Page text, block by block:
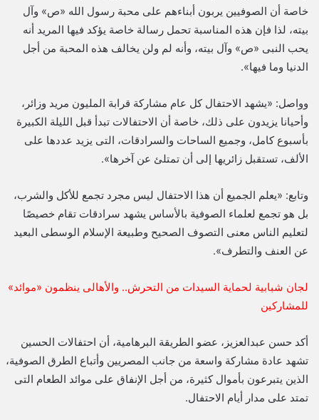
خاصة أن الصوفيين يربون أبناءهم على محبة رسول الله «ص» وآل
بيته، لذا فإن هذه المناسبة تحمل رسالة خاصة يؤكد فيها المريد أنه
يحب النبى «ص» وآل بيته، وأنه لم ولن يخالف هذه المحبة من أجل
الدنيا وما فيها».
وواصل: «يشهد الاحتفال كل عام مشاركة قرابة المليون مريد وزائر،
وأحيانا يزيدون على ذلك، خاصة أن الاحتفالات تبدأ قبل الليلة الكبيرة
بأسبوع كامل، وجميع الساحات والسرادقات، التى يزيد عددها على
الألف، تستقبل زائريها إلى أن تمتلئ عن آخرها».
وتابع: «يعلم الجميع أن هذا الاحتفال ليس مجرد تجمع للأكل والشرب،
بل هو تجمع لعلماء الصوفية بالأساس يشهد سرادقات تقام خصيصًا
لتعليم الناس معنى التصوف الصحيح وطبيعة الإسلام الوسطى البعيد
عن العنف والتطرف».
لجان شبابية لحماية السيدات من التحرش.. والأهالى ينظمون «موائد»
للمشاركين
أكد حسن عبدالعزيز، عضو الطريقة البرهامية، أن احتفالات الحسين
تشهد عادة مشاركة واسعة من جانب المصريين وأتباع الطرق الصوفية،
الذين يتبرعون بأموال كثيرة، من أجل الإنفاق على موائد الطعام التى
تمتد على مدار أيام الاحتفال.